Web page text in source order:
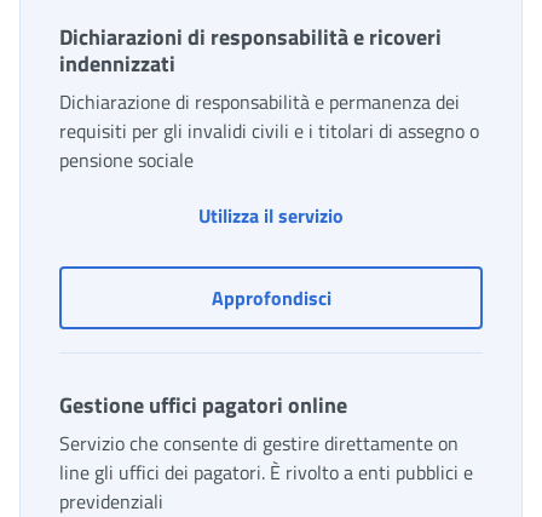
Dichiarazioni di responsabilità e ricoveri
indennizzati
Dichiarazione di responsabilità e permanenza dei
requisiti per gli invalidi civili e i titolari di assegno o
pensione sociale
Utilizza il servizio
ApprofondisciDichiarazioni di
Gestione uffici pagatori online
Servizio che consente di gestire direttamente on
line gli uffici dei pagatori. È rivolto a enti pubblici e
previdenziali